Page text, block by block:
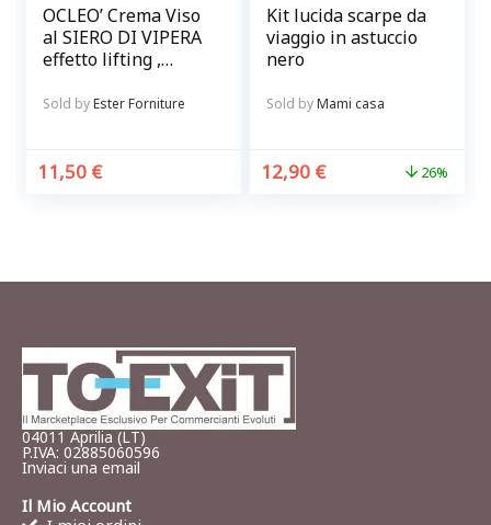
OCLEO’ Crema Viso
al SIERO DI VIPERA
effetto lifting ,
Sold byEster Forniture
11,50 €
Kit lucida scarpe da
viaggio in astuccio
nero
Sold byMami casa
12,90 € 26%
04011 Aprilia (LT)
P.IVA: 02885060596
Inviaci una email
Il Mio Account